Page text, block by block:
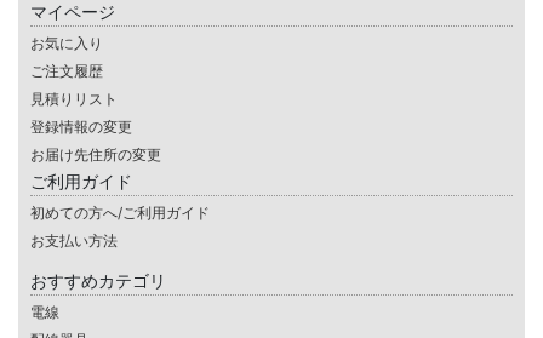
マイページ
お気に入り
ご注文履歴
見積りリスト
登録情報の変更
お届け先住所の変更
ご利用ガイド
初めての方へ/ご利用ガイド
お支払い方法
おすすめカテゴリ
電線